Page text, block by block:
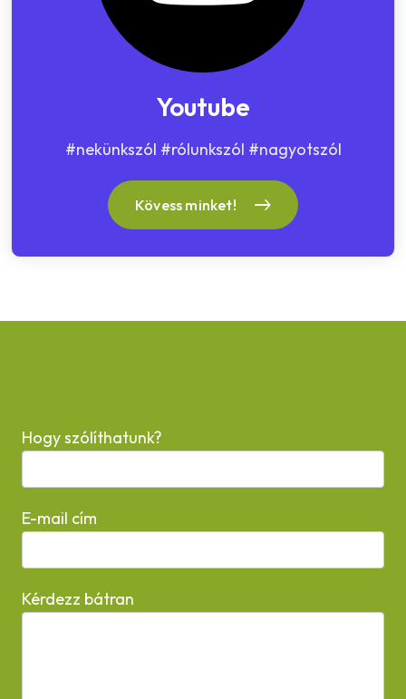
Youtube
#nekünkszól #rólunkszól #nagyotszól
Kövess minket!
Hogy szólíthatunk?
E-mail cím
Kérdezz bátran